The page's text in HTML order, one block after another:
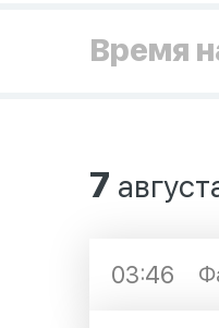
Время
7
03:46